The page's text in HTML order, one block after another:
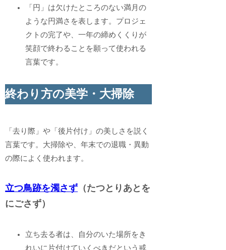
「円」は欠けたところのない満月の
ような円満さを表します。プロジェ
クトの完了や、一年の締めくくりが
笑顔で終わることを願って使われる
言葉です。
終わり方の美学・大掃除
「去り際」や「後片付け」の美しさを説く
言葉です。大掃除や、年末での退職・異動
の際によく使われます。
立つ鳥跡を濁さず （たつとりあとを
にごさず）
立ち去る者は、自分のいた場所をき
れいに片付けていくべきだという戒